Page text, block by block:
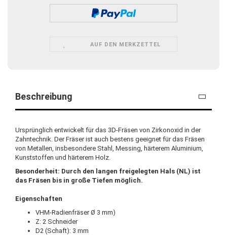
AUF DEN MERKZETTEL
Beschreibung
Ursprünglich entwickelt für das 3D-Fräsen von Zirkonoxid in der
Zahntechnik. Der Fräser ist auch bestens geeignet für das Fräsen
von Metallen, insbesondere Stahl, Messing, härterem Aluminium,
Kunststoffen und härterem Holz.
Besonderheit: Durch den langen freigelegten Hals (NL) ist
das Fräsen bis in große Tiefen möglich.
Eigenschaften
VHM-Radienfräser Ø 3 mm)
Z: 2 Schneider
D2 (Schaft): 3 mm